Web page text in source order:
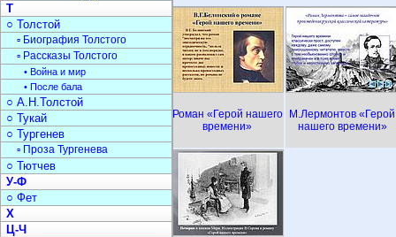
Роман «Герой нашего
времени»
М.Лермонтов «Герой
нашего времени»
Т
○ Толстой
▫ Биография Толстого
▫ Рассказы Толстого
• Война и мир
• После бала
○ А.Н.Толстой
○ Тукай
○ Тургенев
▫ Проза Тургенева
○ Тютчев
У-Ф
○ Фет
Х
Ц-Ч